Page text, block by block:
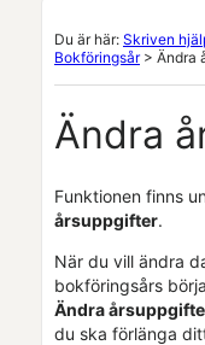
Du är här: Skriven
Bokföringsår> Ändra
Ändra
Funktionen finns
årsuppgifter.
När du vill ändra
bokföringsårs
Ändra
du ska förlänga